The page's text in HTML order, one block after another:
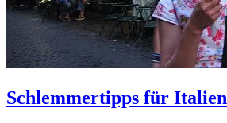
Schlemmertipps für Italien